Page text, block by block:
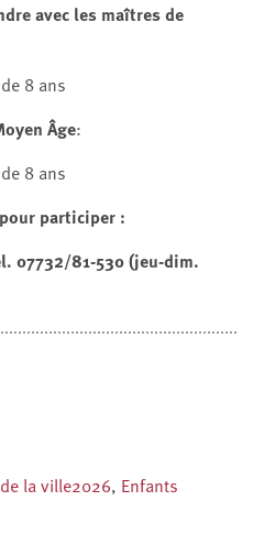
avec les maîtres de
8 ans
Âge:
8 ans
participer :
07732/81-530 (jeu-dim.
la ville2026, Enfants